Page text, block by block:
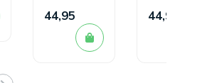
Minte
Grey
44,95
Minte
Antraciet
44,95